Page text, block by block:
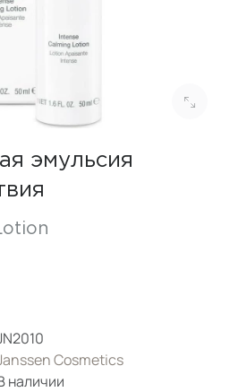
эмульсия
Cosmetics
наличии